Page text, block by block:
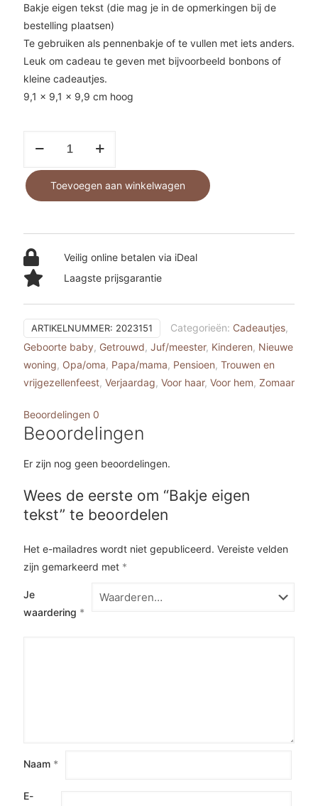
Bakje eigen tekst (die mag je in de opmerkingen bij de
bestelling plaatsen)
Te gebruiken als pennenbakje of te vullen met iets anders.
Leuk om cadeau te geven met bijvoorbeeld bonbons of
kleine cadeautjes.
9,1 x 9,1 x 9,9 cm hoog
tekst
aantal
Toevoegen aan winkelwagen
Veilig online betalen via iDeal
Laagste prijsgarantie
ARTIKELNUMMER: 2023151 Categorieën: Cadeautjes,
Geboorte baby, Getrouwd, Juf/meester, Kinderen, Nieuwe
woning, Opa/oma, Papa/mama, Pensioen, Trouwen en
vrijgezellenfeest, Verjaardag, Voor haar, Voor hem, Zomaar
Beoordelingen 0
Beoordelingen
Er zijn nog geen beoordelingen.
Wees de eerste om “Bakje eigen
tekst” te beoordelen
Het e-mailadres wordt niet gepubliceerd. Vereiste velden
zijn gemarkeerd met *
Je
waardering *
Naam *
E-